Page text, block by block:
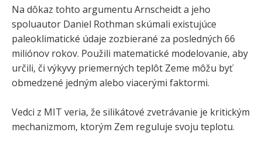
Na dôkaz tohto argumentu Arnscheidt a jeho
spoluautor Daniel Rothman skúmali existujúce
paleoklimatické údaje zozbierané za posledných 66
miliónov rokov. Použili matematické modelovanie, aby
určili, či výkyvy priemerných teplôt Zeme môžu byť
obmedzené jedným alebo viacerými faktormi.
Vedci z MIT veria, že silikátové zvetrávanie je kritickým
mechanizmom, ktorým Zem reguluje svoju teplotu.